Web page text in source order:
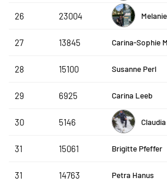
26 23004
27 13845 Carina-Sophie
28 15100 Susanne Perl
29 6925 Carina Leeb
30 5146
31 15061 Brigitte Pfeffer
31 14763 Petra Hanus